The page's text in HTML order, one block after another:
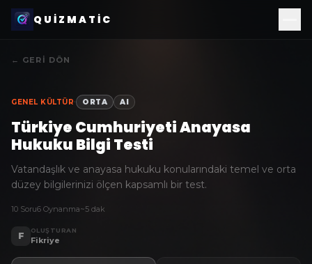
QUIZMATIC
← GERI DÖN
GENEL KÜLTÜR· ORTA AI
Türkiye Cumhuriyeti Anayasa
Hukuku Bilgi Testi
Vatandaşlık ve anayasa hukuku konularındaki temel ve orta
düzey bilgilerinizi ölçen kapsamlı bir test.
10 Soru6 Oynanma~5 dak
F OLUŞTURAN
Fikriye